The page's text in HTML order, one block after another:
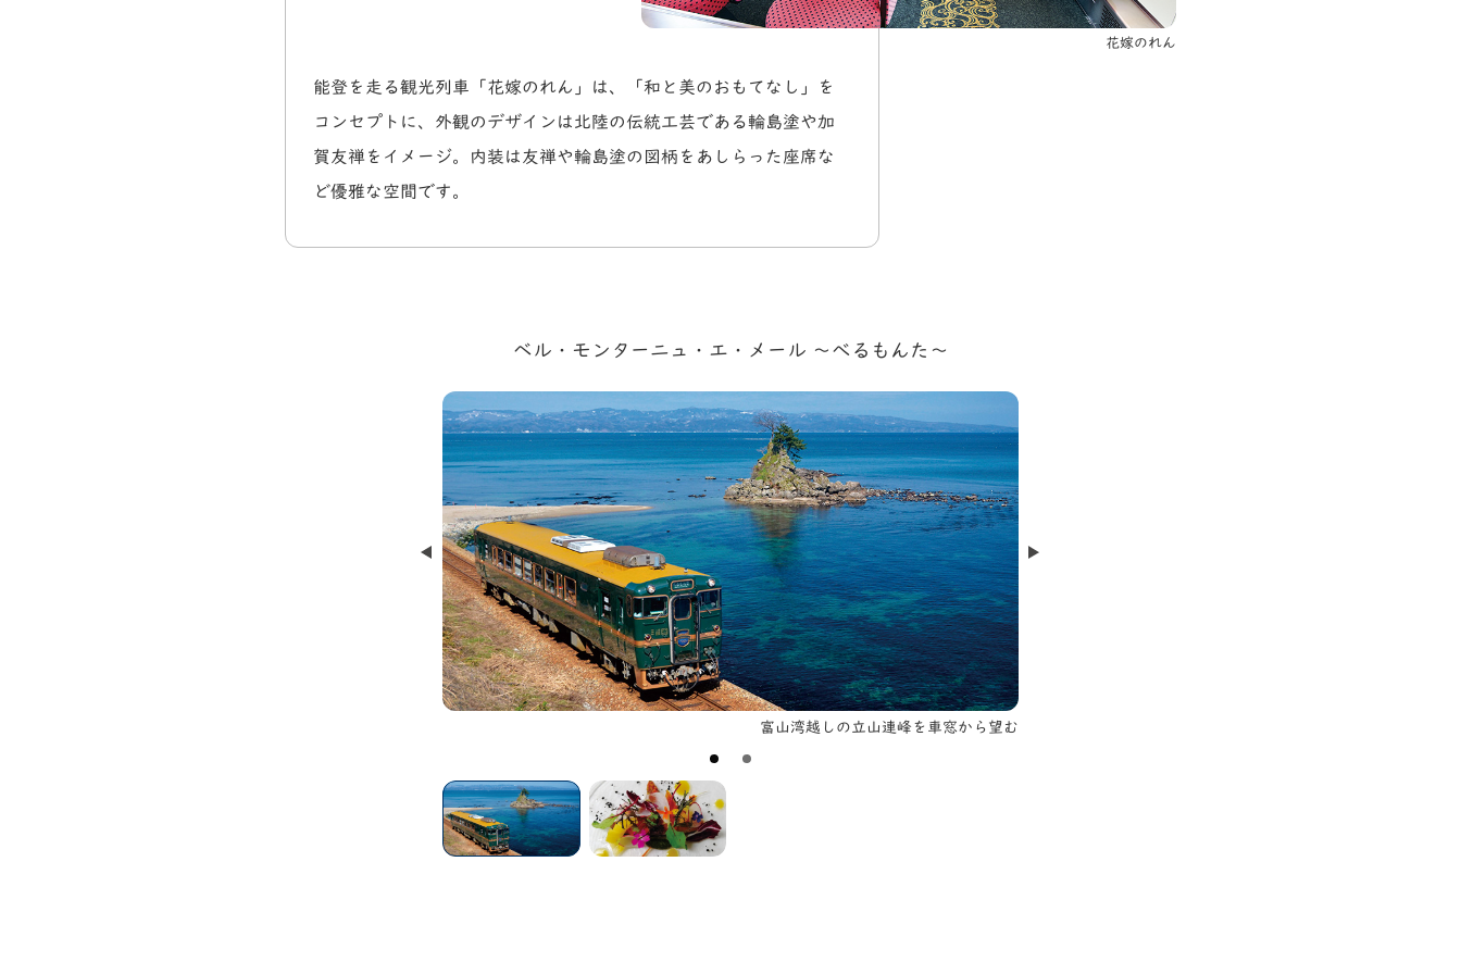
能登を走る観光列車「花嫁のれん」は、「和と美のおもてなし」を
コンセプトに、外観のデザインは北陸の伝統工芸である輪島塗や加
賀友禅をイメージ。内装は友禅や輪島塗の図柄をあしらった座席な
ど優雅な空間です。
花嫁のれん
ベル・モンターニュ・エ・メール ～べるもんた～
富山湾越しの立山連峰を車窓から望む
Prev Next